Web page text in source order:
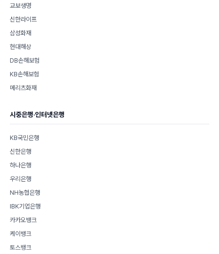
교보생명
신한라이프
삼성화재
현대해상
DB손해보험
KB손해보험
메리츠화재
시중은행·인터넷은행
KB국민은행
신한은행
하나은행
우리은행
NH농협은행
IBK기업은행
카카오뱅크
케이뱅크
토스뱅크